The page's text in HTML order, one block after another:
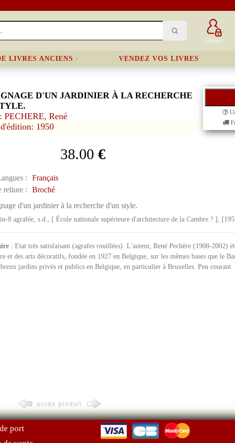
Compte
LIVRES ANCIENS VENDEZ VOS LIVRES
D'UN JARDINIER À LA RECHERCHE
PECHERE, René
1950
38.00 €
:
Français
reliure :
Broché
d'un jardinier à la recherche d'un style.
8 agrafée, s.d., [ École nationale supérieure d'architecture de la Cambre.? ],
: Etat très satisfaisant (agrafes rouillées). L'auteur, René Pechère (1908-2002)
et des arts décoratifs, fondée en 1927 en Belgique, sur les mêmes bases que le
jardins privés et publics en Belgique, en particulier à Bruxelles. Peu courant.
port